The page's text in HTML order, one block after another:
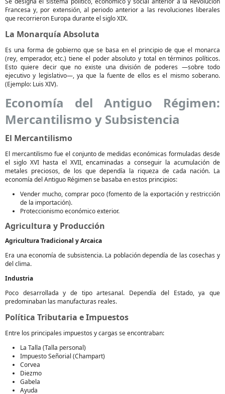
Francesa y, por extensión, al periodo anterior a las revoluciones liberales
que recorrieron Europa durante el siglo XIX.
La Monarquía Absoluta
Es una forma de gobierno que se basa en el principio de que el monarca
(rey, emperador, etc.) tiene el poder absoluto y total en términos políticos.
Esto quiere decir que no existe una división de poderes —sobre todo
ejecutivo y legislativo—, ya que la fuente de ellos es el mismo soberano.
(Ejemplo: Luis XIV).
Economía del Antiguo Régimen:
Mercantilismo y Subsistencia
El Mercantilismo
El mercantilismo fue el conjunto de medidas económicas formuladas desde
el siglo XVI hasta el XVII, encaminadas a conseguir la acumulación de
metales preciosos, de los que dependía la riqueza de cada nación. La
economía del Antiguo Régimen se basaba en estos principios:
Vender mucho, comprar poco (fomento de la exportación y restricción
de la importación).
Proteccionismo económico exterior.
Agricultura y Producción
Agricultura Tradicional y Arcaica
Era una economía de subsistencia. La población dependía de las cosechas y
del clima.
Industria
Poco desarrollada y de tipo artesanal. Dependía del Estado, ya que
predominaban las manufacturas reales.
Política Tributaria e Impuestos
Entre los principales impuestos y cargas se encontraban:
La Talla (Talla personal)
Impuesto Señorial (Champart)
Corvea
Diezmo
Gabela
Ayuda